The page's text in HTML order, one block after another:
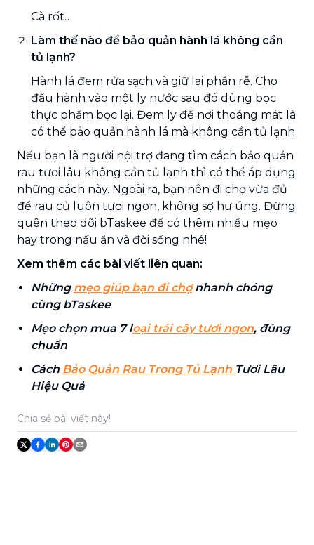
Cà rốt…
Làm thế nào để bảo quản hành lá không cần
tủ lạnh?
Hành lá đem rửa sạch và giữ lại phần rễ. Cho
đầu hành vào một ly nước sau đó dùng bọc
thực phẩm bọc lại. Đem ly để nơi thoáng mát là
có thể bảo quản hành lá mà không cần tủ lạnh.
Nếu bạn là người nội trợ đang tìm cách bảo quản
rau tươi lâu không cần tủ lạnh thì có thể áp dụng
những cách này. Ngoài ra, bạn nên đi chợ vừa đủ
để rau củ luôn tươi ngon, không sợ hư úng. Đừng
quên theo dõi bTaskee để có thêm nhiều mẹo
hay trong nấu ăn và đời sống nhé!
Xem thêm các bài viết liên quan:
Những mẹo giúp bạn đi chợnhanh chóng
cùng bTaskee
Mẹo chọn mua 7 loại trái cây tươi ngon, đúng
chuẩn
Cách Bảo Quản Rau Trong Tủ Lạnh Tươi Lâu
Hiệu Quả
Chia sẻ bài viết này!